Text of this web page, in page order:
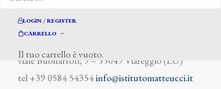
LOGIN / REGISTER
CARRELLO
Il tuo carrello è vuoto.
viale Buonarroti, 9 – 55049 Viareggio (LU)
tel +39 0584 54354info@istitutomatteucci.it